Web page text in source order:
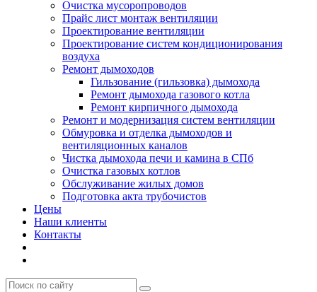
Очистка мусоропроводов
Прайс лист монтаж вентиляции
Проектирование вентиляции
Проектирование систем кондиционирования
воздуха
Ремонт дымоходов
Гильзование (гильзовка) дымохода
Ремонт дымохода газового котла
Ремонт кирпичного дымохода
Ремонт и модернизация систем вентиляции
Обмуровка и отделка дымоходов и
вентиляционных каналов
Чистка дымохода печи и камина в СПб
Очистка газовых котлов
Обслуживание жилых домов
Подготовка акта трубочистов
Цены
Наши клиенты
Контакты